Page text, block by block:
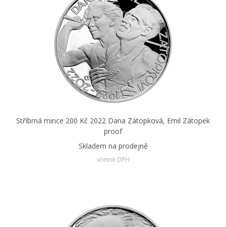
Stříbrná mince 200 Kč 2022 Dana Zátopková, Emil Zátopek
proof
Skladem na prodejně
včetně DPH